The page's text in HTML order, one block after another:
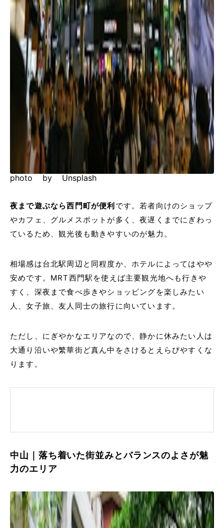
photo by Unsplash
夜まで遊ぶなら西門町が便利 です。若者向けのショップ
やカフェ、グルメスポットが多く、夜遅くまでにぎわっ
ているため、観光後も動きやすいのが魅力。
相場感は台北駅周辺と同程度か、ホテルによってはやや
安めです。MRT西門駅を使えば主要観光地へも行きや
すく、深夜まで食べ歩きやショッピングを楽しみたい
人、女子旅、友人同士の旅行に向いています。
ただし、にぎやかなエリアなので、静かに休みたい人は
大通り沿いや繁華街ど真ん中をさけるとえらびやすくな
ります。
中山｜落ち着いた街並みとバランスのよさが魅
力のエリア